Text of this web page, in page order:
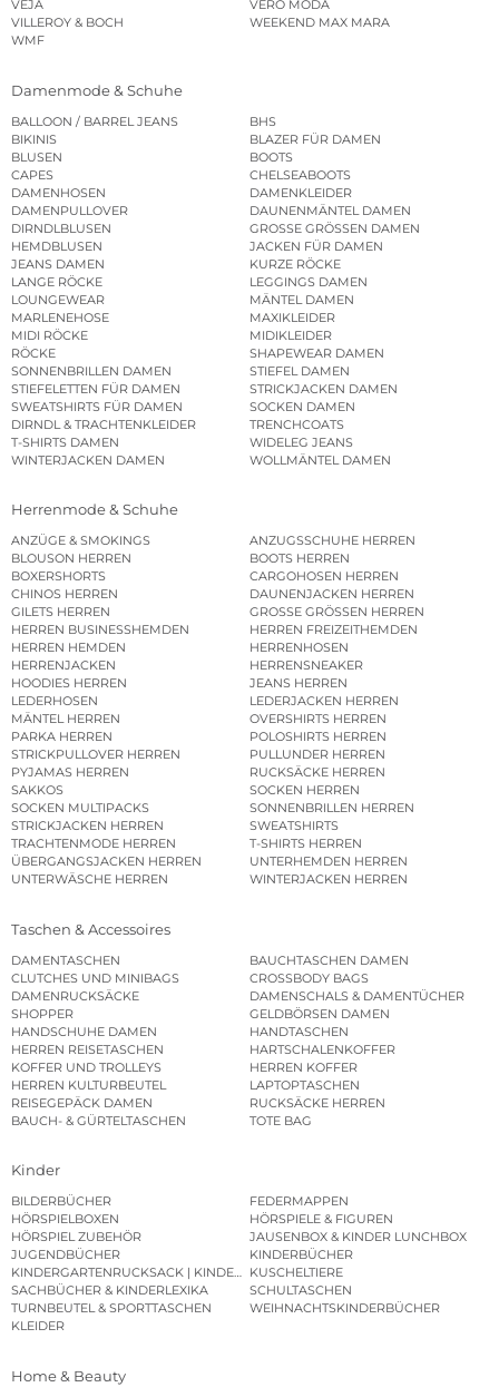
VEJA
VERO MODA
VILLEROY & BOCH
WEEKEND MAX MARA
WMF
Damenmode & Schuhe
BALLOON / BARREL JEANS
BHS
BIKINIS
BLAZER FÜR DAMEN
BLUSEN
BOOTS
CAPES
CHELSEABOOTS
DAMENHOSEN
DAMENKLEIDER
DAMENPULLOVER
DAUNENMÄNTEL DAMEN
DIRNDLBLUSEN
GROSSE GRÖSSEN DAMEN
HEMDBLUSEN
JACKEN FÜR DAMEN
JEANS DAMEN
KURZE RÖCKE
LANGE RÖCKE
LEGGINGS DAMEN
LOUNGEWEAR
MÄNTEL DAMEN
MARLENEHOSE
MAXIKLEIDER
MIDI RÖCKE
MIDIKLEIDER
RÖCKE
SHAPEWEAR DAMEN
SONNENBRILLEN DAMEN
STIEFEL DAMEN
STIEFELETTEN FÜR DAMEN
STRICKJACKEN DAMEN
SWEATSHIRTS FÜR DAMEN
SOCKEN DAMEN
DIRNDL & TRACHTENKLEIDER
TRENCHCOATS
T-SHIRTS DAMEN
WIDELEG JEANS
WINTERJACKEN DAMEN
WOLLMÄNTEL DAMEN
Herrenmode & Schuhe
ANZÜGE & SMOKINGS
ANZUGSSCHUHE HERREN
BLOUSON HERREN
BOOTS HERREN
BOXERSHORTS
CARGOHOSEN HERREN
CHINOS HERREN
DAUNENJACKEN HERREN
GILETS HERREN
GROSSE GRÖSSEN HERREN
HERREN BUSINESSHEMDEN
HERREN FREIZEITHEMDEN
HERREN HEMDEN
HERRENHOSEN
HERRENJACKEN
HERRENSNEAKER
HOODIES HERREN
JEANS HERREN
LEDERHOSEN
LEDERJACKEN HERREN
MÄNTEL HERREN
OVERSHIRTS HERREN
PARKA HERREN
POLOSHIRTS HERREN
STRICKPULLOVER HERREN
PULLUNDER HERREN
PYJAMAS HERREN
RUCKSÄCKE HERREN
SAKKOS
SOCKEN HERREN
SOCKEN MULTIPACKS
SONNENBRILLEN HERREN
STRICKJACKEN HERREN
SWEATSHIRTS
TRACHTENMODE HERREN
T-SHIRTS HERREN
ÜBERGANGSJACKEN HERREN
UNTERHEMDEN HERREN
UNTERWÄSCHE HERREN
WINTERJACKEN HERREN
Taschen & Accessoires
DAMENTASCHEN
BAUCHTASCHEN DAMEN
CLUTCHES UND MINIBAGS
CROSSBODY BAGS
DAMENRUCKSÄCKE
DAMENSCHALS & DAMENTÜCHER
SHOPPER
GELDBÖRSEN DAMEN
HANDSCHUHE DAMEN
HANDTASCHEN
HERREN REISETASCHEN
HARTSCHALENKOFFER
KOFFER UND TROLLEYS
HERREN KOFFER
HERREN KULTURBEUTEL
LAPTOPTASCHEN
REISEGEPÄCK DAMEN
RUCKSÄCKE HERREN
BAUCH- & GÜRTELTASCHEN
TOTE BAG
Kinder
BILDERBÜCHER
FEDERMAPPEN
HÖRSPIELBOXEN
HÖRSPIELE & FIGUREN
HÖRSPIEL ZUBEHÖR
JAUSENBOX & KINDER LUNCHBOX
JUGENDBÜCHER
KINDERBÜCHER
KINDERGARTENRUCKSACK | KINDERGARTENBEUTEL
KUSCHELTIERE
SACHBÜCHER & KINDERLEXIKA
SCHULTASCHEN
TURNBEUTEL & SPORTTASCHEN
WEIHNACHTSKINDERBÜCHER
KLEIDER
Home & Beauty